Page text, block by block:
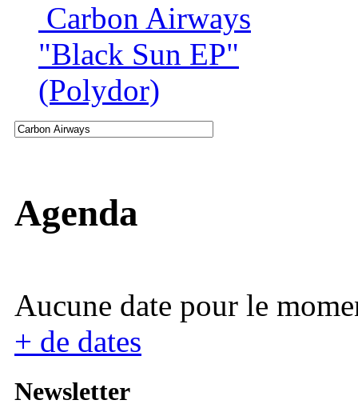
Carbon Airways
"Black Sun EP"
(Polydor)
Agenda
Aucune date pour le
+ de dates
Newsletter